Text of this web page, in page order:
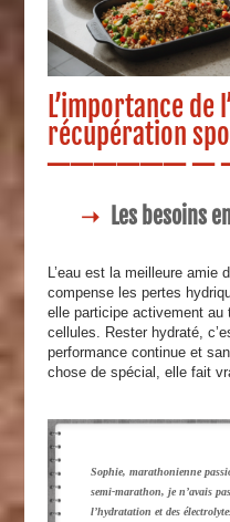
L’importance
récupération
Les besoins
L’eau est la meilleure amie
compense les pertes
elle participe activement au
cellules. Rester hydraté,
performance continue et
chose de spécial, elle fait
Sophie, marathonienne
semi-marathon, je n’avais
l’hydratation et des